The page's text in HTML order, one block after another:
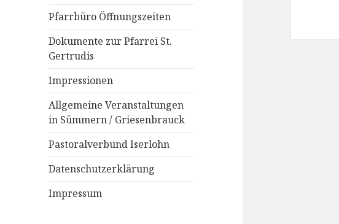
Pfarrbüro Öffnungszeiten
Dokumente zur Pfarrei St.
Gertrudis
Impressionen
Allgemeine Veranstaltungen
in Sümmern / Griesenbrauck
Pastoralverbund Iserlohn
Datenschutzerklärung
Impressum